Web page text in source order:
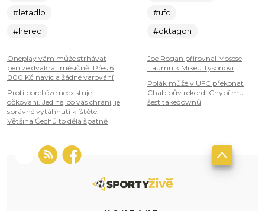
#letadlo
#herec
Oneplay vám může strhávat
peníze dvakrát měsíčně. Přes 6
000 Kč navíc a žádné varování
Proti borelióze neexistuje
očkování. Jediné, co vás chrání, je
správné vytáhnutí klíštěte.
Většina Čechů to dělá špatně
#ufc
#oktagon
Joe Rogan přirovnal Mosese
Itaumu k Mikeu Tysonovi
Polák může v UFC překonat
Chabibův rekord. Chybí mu
šest takedownů